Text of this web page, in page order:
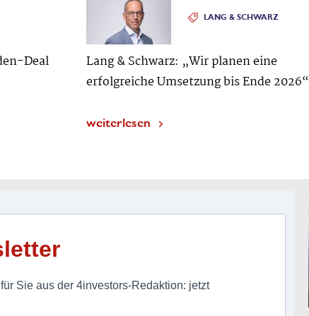
Deal
LANG & SCHWARZ
Lang & Schwarz: „Wir planen eine
erfolgreiche Umsetzung bis Ende 2026“
weiterlesen
Sie aus der 4investors-Redaktion: jetzt